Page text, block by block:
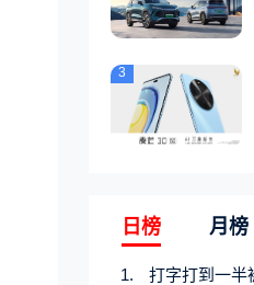
3
日榜 月榜